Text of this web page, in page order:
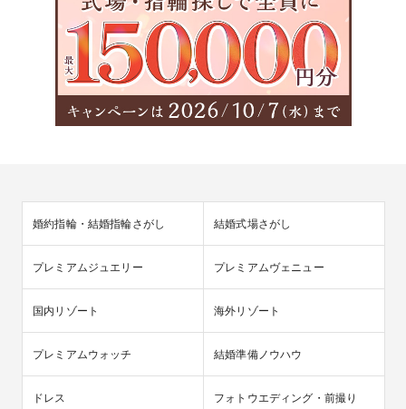
婚約指輪・結婚指輪さがし 結婚式場さがし
プレミアムジュエリー プレミアムヴェニュー
国内リゾート 海外リゾート
プレミアムウォッチ 結婚準備ノウハウ
ドレス フォトウエディング・前撮り